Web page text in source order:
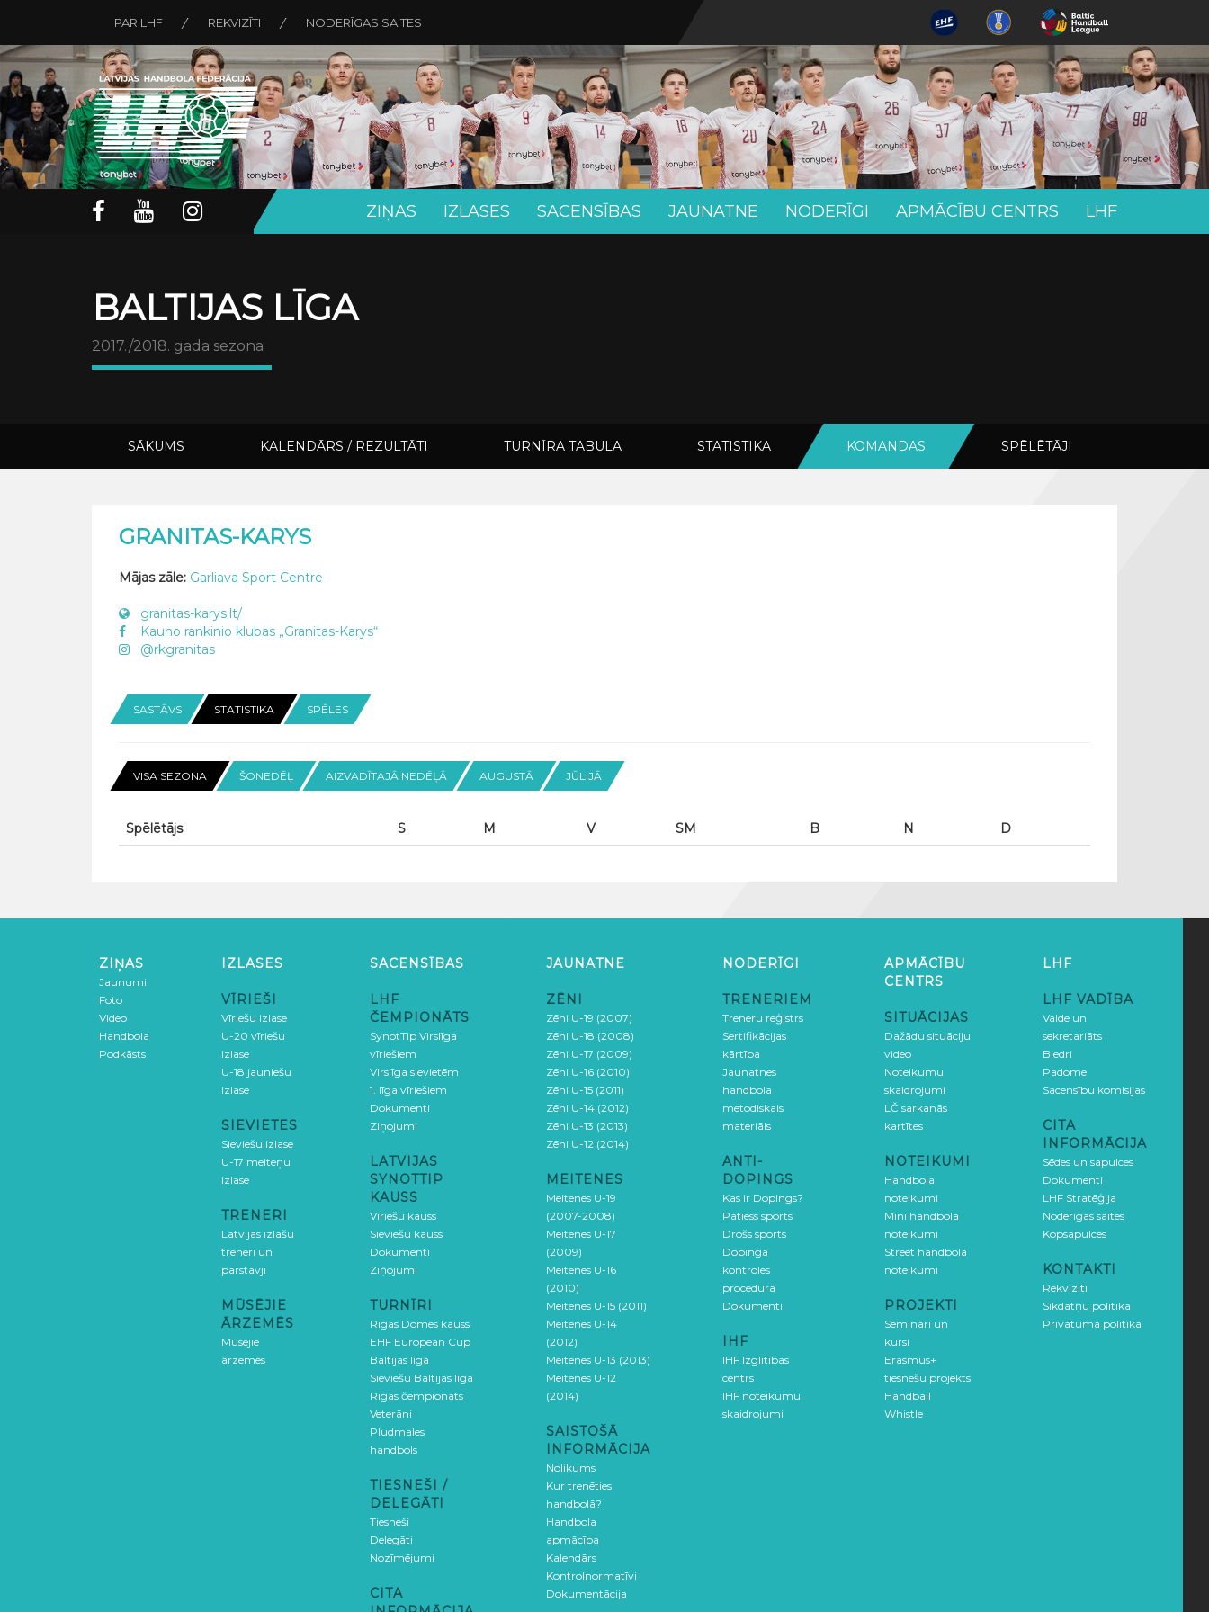
PAR LHF REKVIZĪTI NODERĪGAS SAITES
ZIŅAS IZLASES SACENSĪBAS JAUNATNE NODERĪGI APMĀCĪBU CENTRS LHF
BALTIJAS LĪGA
2017./2018. gada sezona
SĀKUMS KALENDĀRS / REZULTĀTI TURNĪRA TABULA STATISTIKA KOMANDAS SPĒLĒTĀJI
GRANITAS-KARYS
Mājas zāle: Garliava Sport Centre
granitas-karys.lt/
Kauno rankinio klubas „Granitas-Karys“
@rkgranitas
SASTĀVS STATISTIKA SPĒLES
VISA SEZONA ŠONEDĒĻ AIZVADĪTAJĀ NEDĒĻĀ AUGUSTĀ JŪLIJĀ
Spēlētājs S M V SM B N D
ZIŅAS
Jaunumi
Foto
Video
Handbola
Podkāsts
IZLASES
VĪRIEŠI
Vīriešu izlase
U-20 vīriešu
izlase
U-18 jauniešu
izlase
SIEVIETES
Sieviešu izlase
U-17 meiteņu
izlase
TRENERI
Latvijas izlašu
treneri un
pārstāvji
MŪSĒJIE
ĀRZEMĒS
Mūsējie
ārzemēs
SACENSĪBAS
LHF
ČEMPIONĀTS
SynotTip Virslīga
vīriešiem
Virslīga sievietēm
1. līga vīriešiem
Dokumenti
Ziņojumi
LATVIJAS
SYNOTTIP
KAUSS
Vīriešu kauss
Sieviešu kauss
Dokumenti
Ziņojumi
TURNĪRI
Rīgas Domes kauss
EHF European Cup
Baltijas līga
Sieviešu Baltijas līga
Rīgas čempionāts
Veterāni
Pludmales
handbols
TIESNEŠI /
DELEGĀTI
Tiesneši
Delegāti
Nozīmējumi
CITA
JAUNATNE
ZĒNI
Zēni U-19 (2007)
Zēni U-18 (2008)
Zēni U-17 (2009)
Zēni U-16 (2010)
Zēni U-15 (2011)
Zēni U-14 (2012)
Zēni U-13 (2013)
Zēni U-12 (2014)
MEITENES
Meitenes U-19
(2007-2008)
Meitenes U-17
(2009)
Meitenes U-16
(2010)
Meitenes U-15 (2011)
Meitenes U-14
(2012)
Meitenes U-13 (2013)
Meitenes U-12
(2014)
SAISTOŠĀ
INFORMĀCIJA
Nolikums
Kur trenēties
handbolā?
Handbola
apmācība
Kalendārs
Kontrolnormatīvi
Dokumentācija
NODERĪGI
TRENERIEM
Treneru reģistrs
Sertifikācijas
kārtība
Jaunatnes
handbola
metodiskais
materiāls
ANTI-
DOPINGS
Kas ir Dopings?
Patiess sports
Drošs sports
Dopinga
kontroles
procedūra
Dokumenti
IHF
IHF Izglītības
centrs
IHF noteikumu
skaidrojumi
APMĀCĪBU
CENTRS
SITUĀCIJAS
Dažādu situāciju
video
Noteikumu
skaidrojumi
LČ sarkanās
kartītes
NOTEIKUMI
Handbola
noteikumi
Mini handbola
noteikumi
Street handbola
noteikumi
PROJEKTI
Semināri un
kursi
Erasmus+
tiesnešu projekts
Handball
Whistle
LHF
LHF VADĪBA
Valde un
sekretariāts
Biedri
Padome
Sacensību komisijas
CITA
INFORMĀCIJA
Sēdes un sapulces
Dokumenti
LHF Stratēģija
Noderīgas saites
Kopsapulces
KONTAKTI
Rekvizīti
Sīkdatņu politika
Privātuma politika